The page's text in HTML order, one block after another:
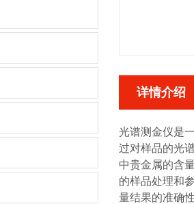
详情介绍
光谱测金仪是
过对样品的光
中贵金属的含
的样品处理和
量结果的准确